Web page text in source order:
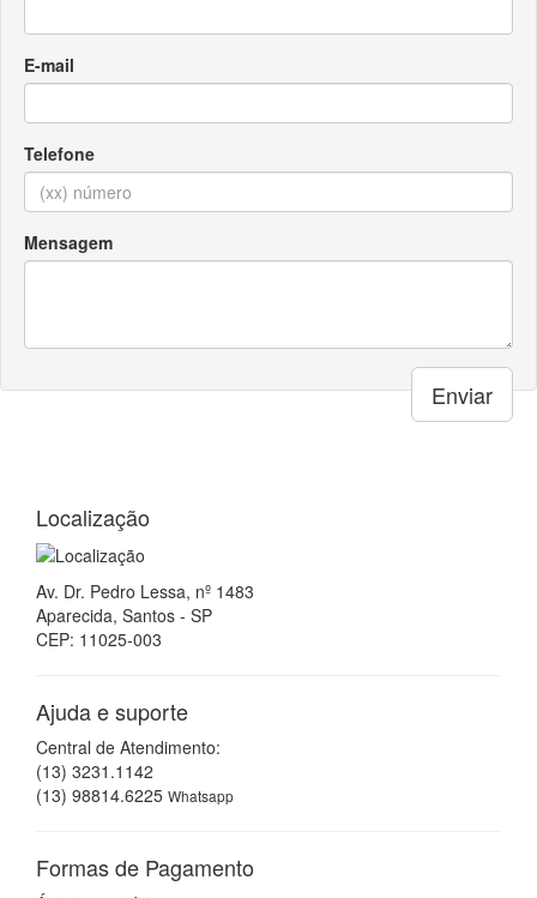
Localização
Av. Dr. Pedro Lessa, nº 1483
Ajuda e suporte
Formas de Pagamento
Á vista ou até 3x:
Linha de produtos
Água Chuveiros Resistências
em geralTorneiras Elétricas
gásPressurizadoresIluminação
ÁguaAssentos Sanitários
Assistência Técnica Empresa